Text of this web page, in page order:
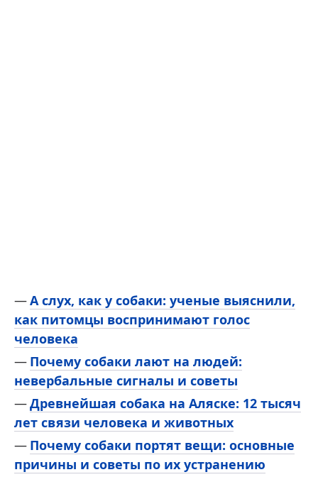
А слух, как у собаки: ученые выяснили,
как питомцы воспринимают голос
человека
Почему собаки лают на людей:
невербальные сигналы и советы
Древнейшая собака на Аляске: 12 тысяч
лет связи человека и животных
Почему собаки портят вещи: основные
причины и советы по их устранению